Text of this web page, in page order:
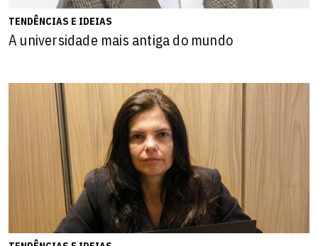
TENDÊNCIAS E IDEIAS
A universidade mais antiga do mundo